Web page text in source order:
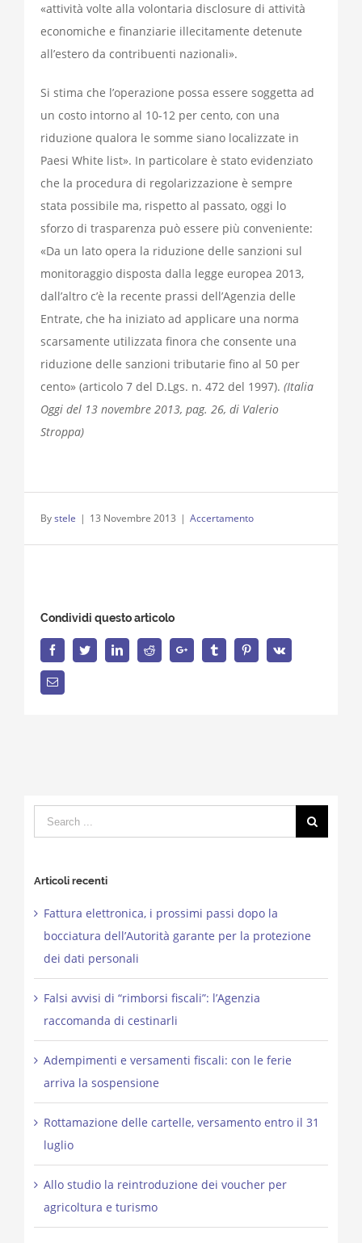
«attività volte alla volontaria disclosure di attività
economiche e finanziarie illecitamente detenute
all’estero da contribuenti nazionali».
Si stima che l’operazione possa essere soggetta ad
un costo intorno al 10-12 per cento, con una
riduzione qualora le somme siano localizzate in
Paesi White list». In particolare è stato evidenziato
che la procedura di regolarizzazione è sempre
stata possibile ma, rispetto al passato, oggi lo
sforzo di trasparenza può essere più conveniente:
«Da un lato opera la riduzione delle sanzioni sul
monitoraggio disposta dalla legge europea 2013,
dall’altro c’è la recente prassi dell’Agenzia delle
Entrate, che ha iniziato ad applicare una norma
scarsamente utilizzata finora che consente una
riduzione delle sanzioni tributarie fino al 50 per
cento» (articolo 7 del D.Lgs. n. 472 del 1997). (Italia
Oggi del 13 novembre 2013, pag. 26, di Valerio
Stroppa)
Bystele | 13 Novembre 2013 | Accertamento
Condividi questo articolo
FacebookTwitterLinkedInReddit Google+ Tumblr PinterestVk
Email
Search
for:
Articoli recenti
Fattura elettronica, i prossimi passi dopo la
bocciatura dell’Autorità garante per la protezione
dei dati personali
Falsi avvisi di “rimborsi fiscali”: l’Agenzia
raccomanda di cestinarli
Adempimenti e versamenti fiscali: con le ferie
arriva la sospensione
Rottamazione delle cartelle, versamento entro il 31
luglio
Allo studio la reintroduzione dei voucher per
agricoltura e turismo